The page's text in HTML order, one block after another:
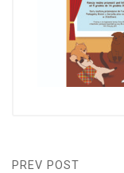
PREV POST